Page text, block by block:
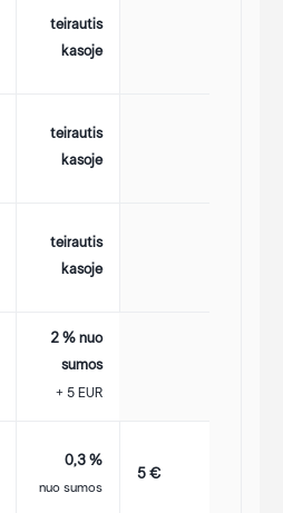
teirautis
kasoje
teirautis
kasoje
teirautis
kasoje
2 % nuo
sumos
+ 5 EUR
0,3 %
nuo sumos
5 €